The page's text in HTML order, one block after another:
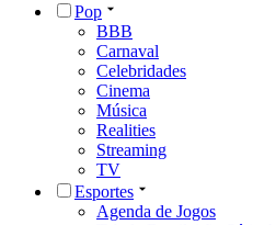
Pop
BBB
Carnaval
Celebridades
Cinema
Música
Realities
Streaming
TV
Esportes
Agenda de Jogos